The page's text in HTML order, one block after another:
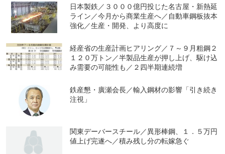
日本製鉄／３０００億円投じた名古屋・新熱延
ライン／今月から商業生産へ／自動車鋼板抜本
強化／生産・開発、より高度に
経産省の生産計画ヒアリング／７～９月粗鋼２
１２０万トン／半製品生産が押し上げ、駆け込
み需要の可能性も／２四半期連続増
鉄産懇・廣瀬会長／輸入鋼材の影響「引き続き
注視」
関東デーバースチール／異形棒鋼、１．５万円
値上げ完遂へ／積み残し分の転嫁急ぐ